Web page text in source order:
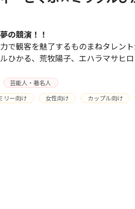
の競演！！
で観客を魅了するものまねタレン
ひかる、荒牧陽子、エハラマサヒロ
芸能人・著名人
リー向け
女性向け カップル向け